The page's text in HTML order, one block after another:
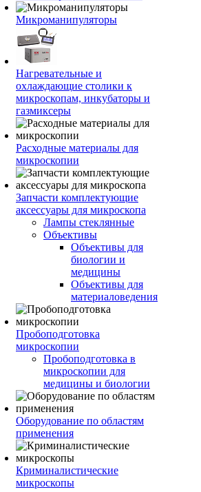
Микроманипуляторы
Нагревательные и
охлаждающие столики к
микроскопам, инкубаторы и
газмиксеры
Расходные материалы для
микроскопии
Запчасти комплектующие
аксессуары для микроскопа
Лампы стеклянные
Объективы
Объективы для
биологии и
медицины
Объективы для
материаловедения
Пробоподготовка
микроскопии
Пробоподготовка в
микроскопии для
медицины и биологии
Оборудование по областям
применения
Криминалистические
микроскопы